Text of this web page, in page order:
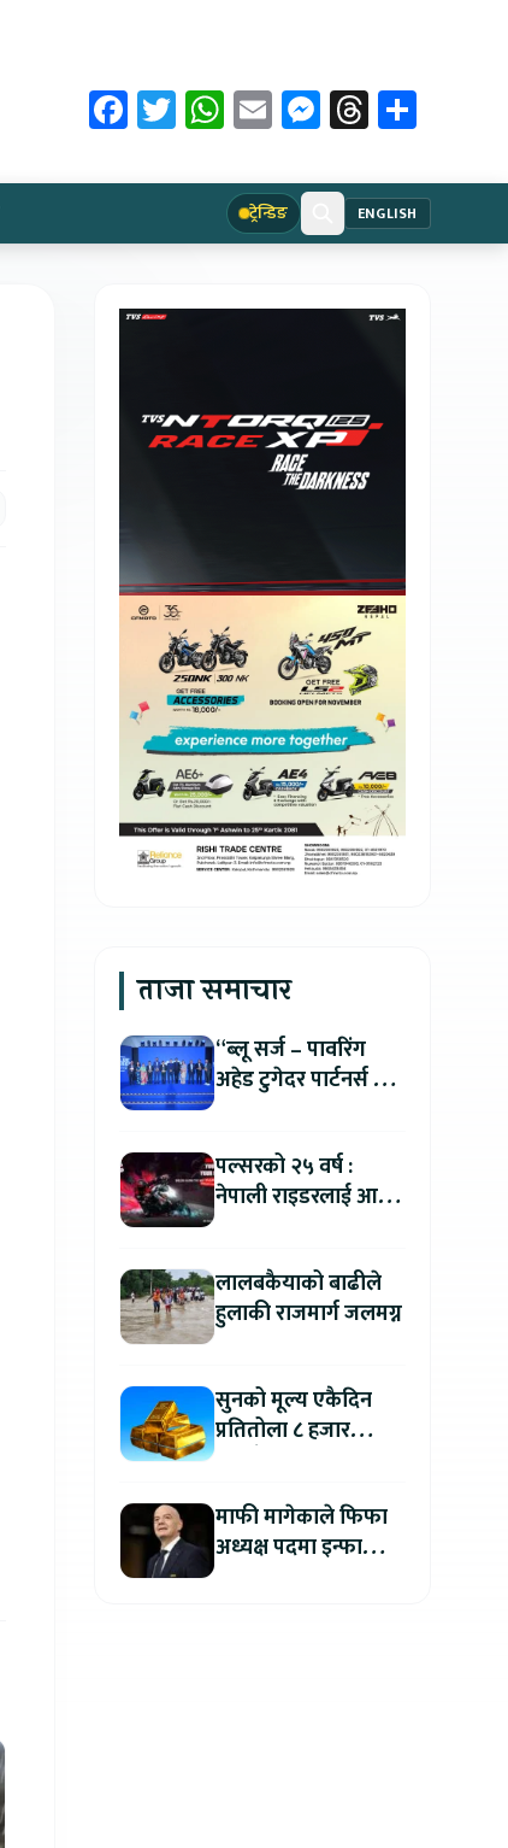
Facebook
Twitter
WhatsApp
EmailMessenger
Threads
ट्रेन्डिङ ENGLISH
ताजा समाचार
“ब्लू सर्ज – पावरिंग
अहेड टुगेदर पार्टनर्स मीट
यामाहाको घोषणा
पल्सरको २५ वर्ष :
नेपाली राइडरलाई आफ्नै
सुनौलो अवसर
लालबकैयाको बाढीले
हुलाकी राजमार्ग जलमग्न
सुनको मूल्य एकैदिन
प्रतितोला ८ हजार
माफी मागेकाले फिफा
अध्यक्ष पदमा इन्फान्टिनो